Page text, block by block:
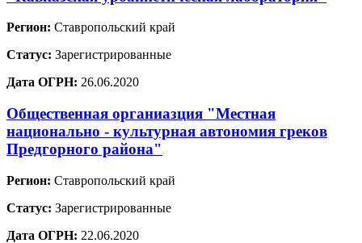
Регион: Ставропольский край
Статус: Зарегистрированные
Дата ОГРН: 26.06.2020
Общественная органиазция "Местная
национально - культурная автономия греков
Предгорного района"
Регион: Ставропольский край
Статус: Зарегистрированные
Дата ОГРН: 22.06.2020